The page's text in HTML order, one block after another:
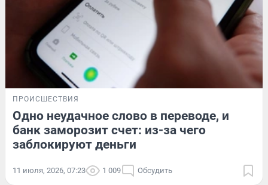
ПРОИСШЕСТВИЯ
Одно неудачное слово в переводе, и
банк заморозит счет: из-за чего
заблокируют деньги
11 июля, 2026, 07:23 1 009 Обсудить